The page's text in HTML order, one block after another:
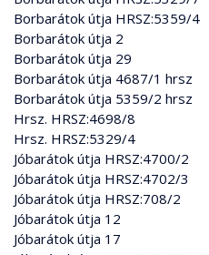
Borbarátok útja HRSZ:5359/4
Borbarátok útja 2
Borbarátok útja 29
Borbarátok útja 4687/1 hrsz
Borbarátok útja 5359/2 hrsz
Hrsz. HRSZ:4698/8
Hrsz. HRSZ:5329/4
Jóbarátok útja HRSZ:4700/2
Jóbarátok útja HRSZ:4702/3
Jóbarátok útja HRSZ:708/2
Jóbarátok útja 12
Jóbarátok útja 17